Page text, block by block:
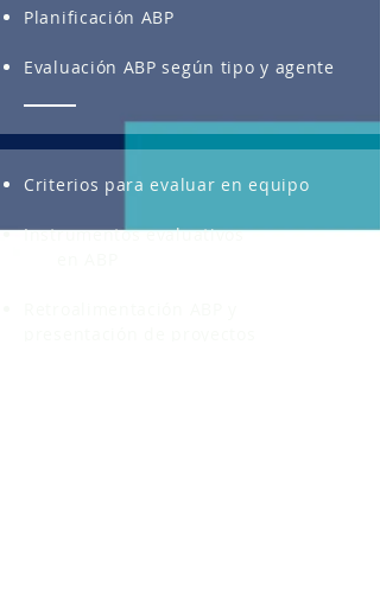
Planificación ABP
Evaluación ABP según tipo y agente
Criterios para evaluar en equipo
Instrumentos evaluativos